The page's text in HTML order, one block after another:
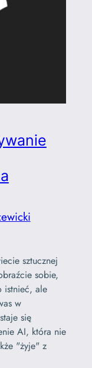
sztucznej
sobie,
istnieć, ale
w
się
AI, która nie
"żyje" z